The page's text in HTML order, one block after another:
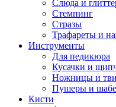
Слюда и
Стемпинг
Стразы
Трафареты и
Инструменты
Для педикюра
Кусачки и
Ножницы и
Пушеры и
Кисти